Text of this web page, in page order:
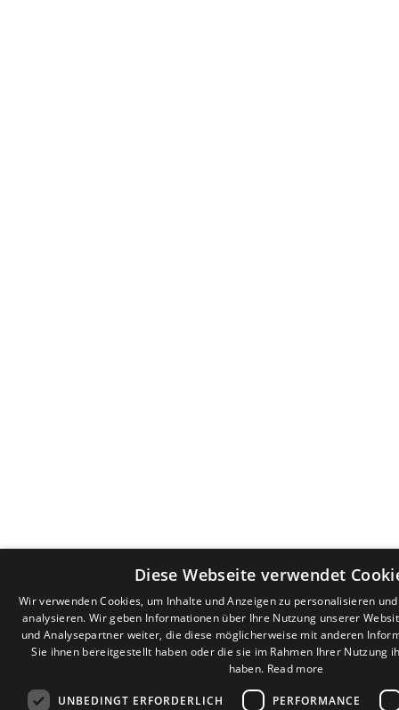
Diese Webseite verwendet
Wir verwenden Cookies, um Inhalte und Anzeigen zu personalisieren
analysieren. Wir geben Informationen über Ihre Nutzung unserer
und Analysepartner weiter, die diese möglicherweise mit anderen
Sie ihnen bereitgestellt haben oder die sie im Rahmen Ihrer Nutzung
haben. Read more
UNBEDINGT ERFORDERLICH PERFORMANCE